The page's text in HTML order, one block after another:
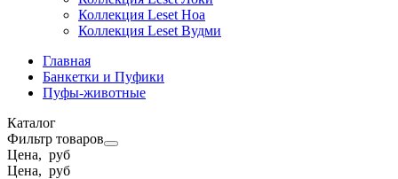
Коллекция Leset Ноа
Коллекция Leset Вудми
Главная
Банкетки и Пуфики
Пуфы-животные
Каталог
Фильтр товаров
Цена, руб
Цена, руб